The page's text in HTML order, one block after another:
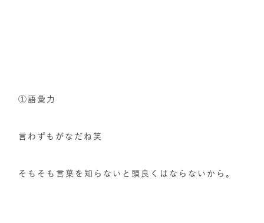
①語彙力
言わずもがなだね笑
そもそも言葉を知らないと頭良くはならないから。